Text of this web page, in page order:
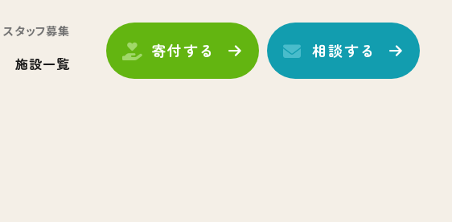
スタッフ募集
施設一覧
寄付する 相談する